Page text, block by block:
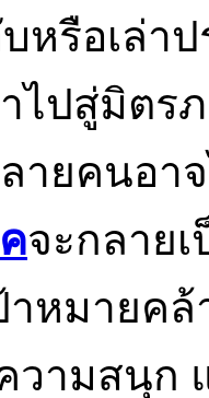
หรือเล่า
ไปสู่มิตร
ายคนอา
จะกลาย
หมายคล้
วามสนุก